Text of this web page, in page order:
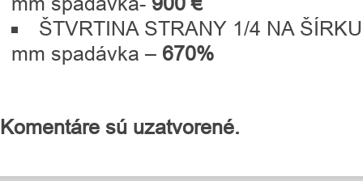
ŠTVRTINA STRANY 1/4 NA
mm spadávka – 670%
Komentáre sú uzatvorené.